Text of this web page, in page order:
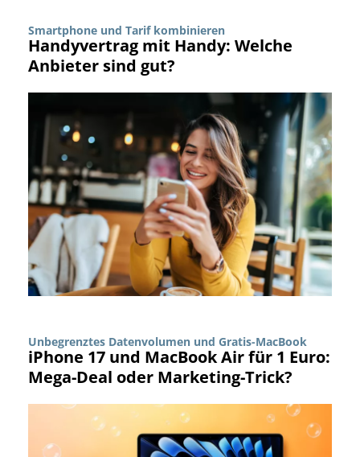
Smartphone und Tarif kombinieren
Handyvertrag mit Handy: Welche
Anbieter sind gut?
Unbegrenztes Datenvolumen und Gratis-MacBook
iPhone 17 und MacBook Air für 1 Euro:
Mega-Deal oder Marketing-Trick?